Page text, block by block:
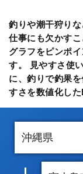
釣りや潮干狩り
仕事にも欠かす
グラフをピンポ
す。 見やすさ使
に、釣りで釣果
すさを数値化し